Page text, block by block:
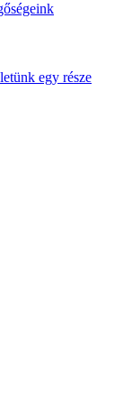
egy része